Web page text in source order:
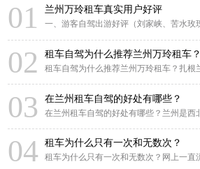
01 兰州万玲租车真实用户好评
02 租车自驾为什么推荐兰州万玲租车？
03 在兰州租车自驾的好处有哪些？
04 租车为什么只有一次和无数次？